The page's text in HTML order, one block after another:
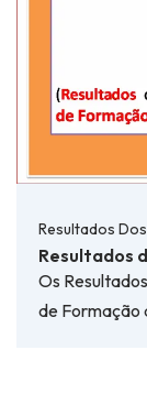
Resultados
Resultados
Os
de Formação